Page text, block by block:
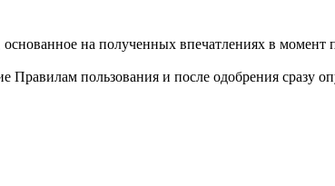
на полученных впечатлениях в
пользования и после одобрения сразу